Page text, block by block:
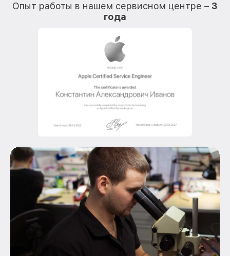
Опыт работы в нашем сервисном центре – 3
года